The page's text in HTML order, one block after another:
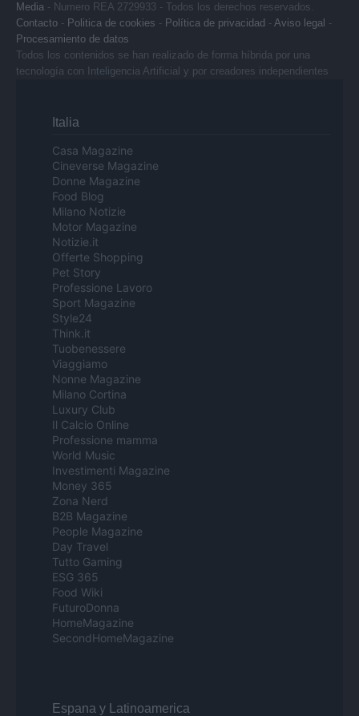
Media - Numero REA 2729933 - Todos los derechos reservados.
Contacto - Politica de cookies - Política de privacidad - Aviso legal -
Procesamiento de datos
Todos los contenidos se han realizado de forma híbrida por una
tecnología con Inteligencia Artificial y por creadores independientes
Italia
Casa Magazine
Cineverse Magazine
Donne Magazine
Food Blog
Milano Notizie
Motor Magazine
Notizie.it
Offerte Shopping
Pet Story
Professione Lavoro
Sport Magazine
Style24
Think.it
Tuobenessere
Viaggiamo
Nonne Magazine
Milano Cortina
Luxury Club
Il Calcio Online
Professione mamma
World Music
Investimenti Magazine
Money 365
Zona Nerd
B2B Magazine
People Magazine
Day Travel
Tutto Gaming
ESG 365
Food Wiki
FuturoDonna
HomeMagazine
SecondHomeMagazine
Espana y Latinoamerica